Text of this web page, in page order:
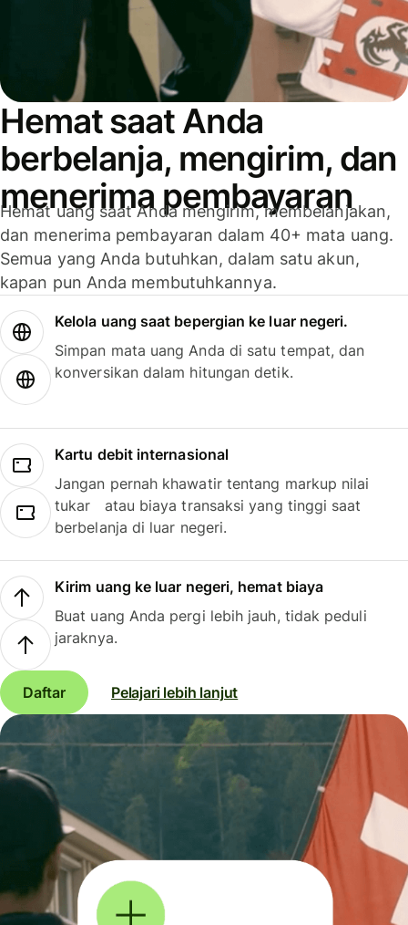
Hemat saat Anda
berbelanja, mengirim, dan
menerima pembayaran
Hemat uang saat Anda mengirim, membelanjakan,
dan menerima pembayaran dalam 40+ mata uang.
Semua yang Anda butuhkan, dalam satu akun,
kapan pun Anda membutuhkannya.
Kelola uang saat bepergian ke luar negeri.
Simpan mata uang Anda di satu tempat, dan
konversikan dalam hitungan detik.
Kartu debit internasional
Jangan pernah khawatir tentang markup nilai
tukar atau biaya transaksi yang tinggi saat
berbelanja di luar negeri.
Kirim uang ke luar negeri, hemat biaya
Buat uang Anda pergi lebih jauh, tidak peduli
jaraknya.
Daftar Pelajari lebih lanjut